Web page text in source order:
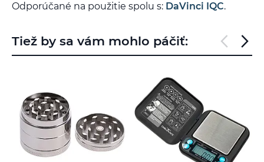
Odporúčané na použitie spolu s: DaVinci IQC.
Tiež by sa vám mohlo páčiť: